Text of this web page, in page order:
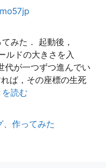
みた． 起動後，
ルドの大きさを入
代が一つずつ進んでい
ば，その座標の生死
読む
、作ってみた